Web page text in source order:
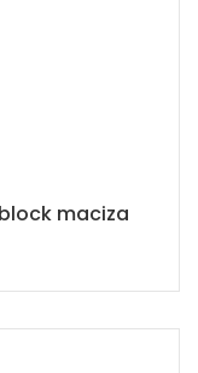
maciza